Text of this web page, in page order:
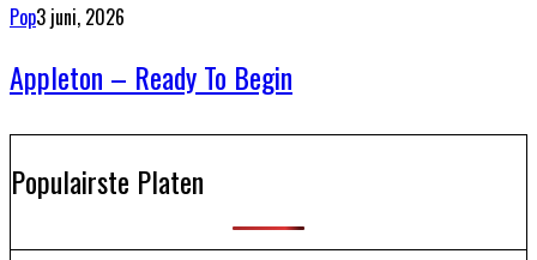
Pop3 juni, 2026
Appleton – Ready To Begin
Populairste Platen